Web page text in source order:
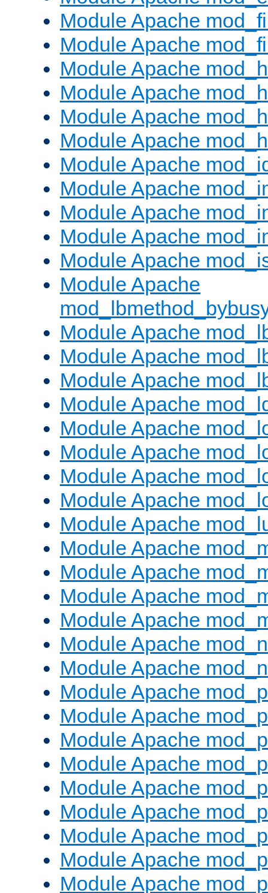
Module Apache
Module Apache
Module Apache
Module Apache
Module Apache
Module Apache
Module Apache
Module Apache
Module Apache
Module Apache
Module Apache
Module Apache
Module Apache
Module Apache
Module Apache
Module Apache
Module Apache
Module Apache
Module Apache
Module Apache
Module Apache
Module Apache
Module Apache
Module Apache
Module Apache
Module Apache
Module Apache
Module Apache
Module Apache
Module Apache
Module Apache
Module Apache
Module Apache
Module Apache
Module Apache
Module Apache